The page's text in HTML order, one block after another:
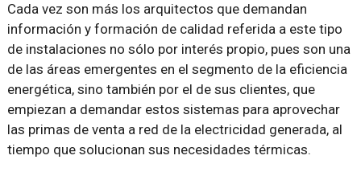
Cada vez son más los arquitectos que demandan
información y formación de calidad referida a este tipo
de instalaciones no sólo por interés propio, pues son una
de las áreas emergentes en el segmento de la eficiencia
energética, sino también por el de sus clientes, que
empiezan a demandar estos sistemas para aprovechar
las primas de venta a red de la electricidad generada, al
tiempo que solucionan sus necesidades térmicas.